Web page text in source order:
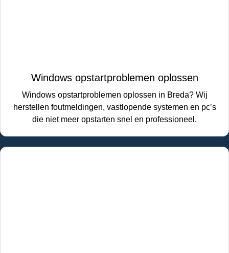
Windows opstartproblemen oplossen
Windows opstartproblemen oplossen in Breda? Wij
herstellen foutmeldingen, vastlopende systemen en pc’s
die niet meer opstarten snel en professioneel.